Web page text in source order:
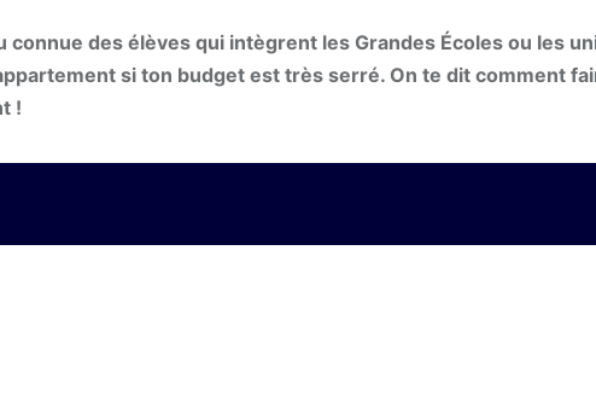
des élèves qui intègrent les Grandes Écoles ou les
si ton budget est très serré. On te dit comment
!